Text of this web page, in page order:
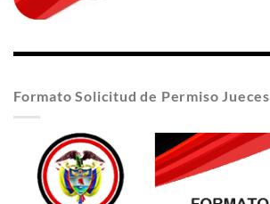
Formato Solicitud de Permiso Jueces